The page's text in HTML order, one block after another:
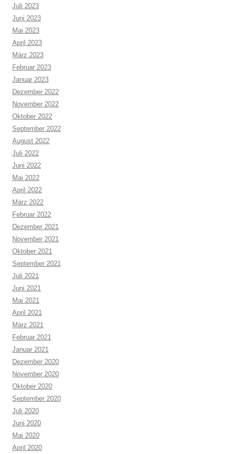
Juli 2023
Juni 2023
Mai 2023
April 2023
März 2023
Februar 2023
Januar 2023
Dezember 2022
November 2022
Oktober 2022
September 2022
August 2022
Juli 2022
Juni 2022
Mai 2022
April 2022
März 2022
Februar 2022
Dezember 2021
November 2021
Oktober 2021
September 2021
Juli 2021
Juni 2021
Mai 2021
April 2021
März 2021
Februar 2021
Januar 2021
Dezember 2020
November 2020
Oktober 2020
September 2020
Juli 2020
Juni 2020
Mai 2020
April 2020